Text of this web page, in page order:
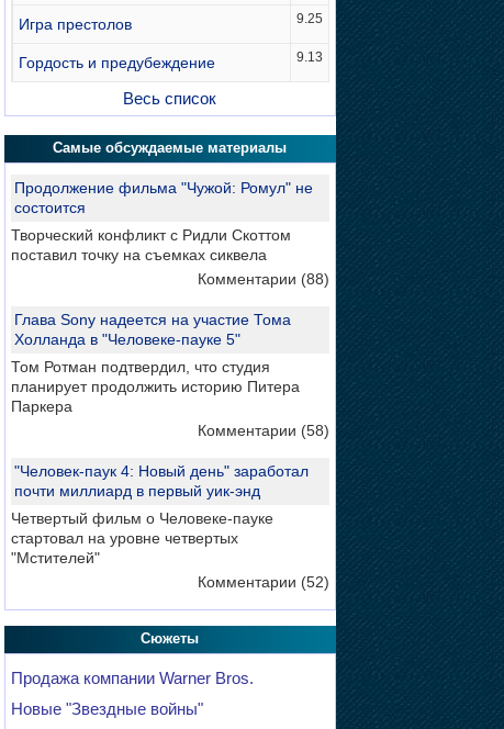
Игра престолов 9.25
Гордость и предубеждение 9.13
Весь список
Самые обсуждаемые материалы
Продолжение фильма "Чужой: Ромул" не
состоится
Творческий конфликт с Ридли Скоттом
поставил точку на съемках сиквела
Комментарии (88)
Глава Sony надеется на участие Тома
Холланда в "Человеке-пауке 5"
Том Ротман подтвердил, что студия
планирует продолжить историю Питера
Паркера
Комментарии (58)
"Человек-паук 4: Новый день" заработал
почти миллиард в первый уик-энд
Четвертый фильм о Человеке-пауке
стартовал на уровне четвертых
"Мстителей"
Комментарии (52)
Сюжеты
Продажа компании Warner Bros.
Новые "Звездные войны"